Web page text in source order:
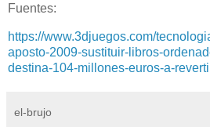
Fuentes:
https://www.3djuegos.com/
aposto-2009-sustituir-libros-
destina-104-millones-euros-a-
el-brujo